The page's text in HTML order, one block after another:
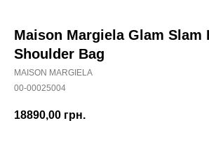
Maison Margiela Glam Slam
Shoulder Bag
MAISON MARGIELA
00-00025004
18890,00 грн.